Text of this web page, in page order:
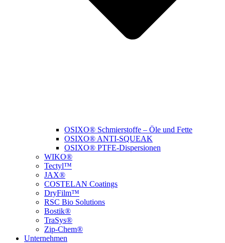
OSIXO® Schmierstoffe – Öle und Fette
OSIXO® ANTI-SQUEAK
OSIXO® PTFE-Dispersionen
WIKO®
Tectyl™
JAX®
COSTELAN Coatings
DryFilm™
RSC Bio Solutions
Bostik®
TraSys®
Zip-Chem®
Unternehmen